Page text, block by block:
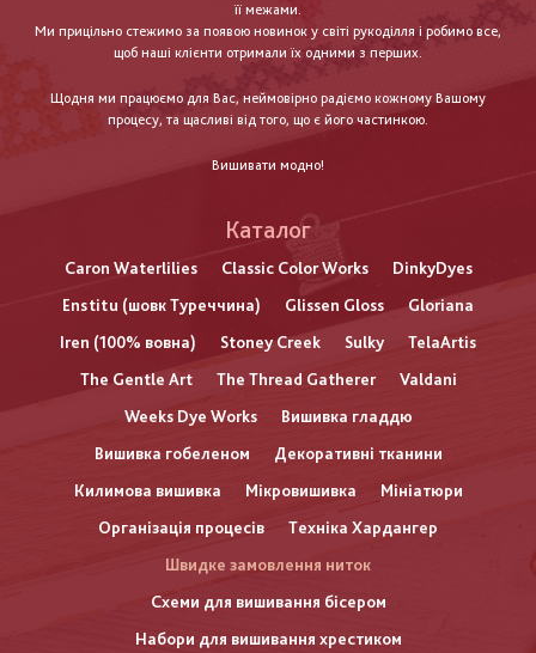
її межами.
Ми прицільно стежимо за появою новинок у світі рукоділля і робимо все,
щоб наші клієнти отримали їх одними з перших.
Щодня ми працюємо для Вас, неймовірно радіємо кожному Вашому
процесу, та щасливі від того, що є його частинкою.
Вишивати модно!
Каталог
Caron Waterlilies Classic Color Works
DinkyDyes
Enstitu (шовк Туреччина)
Glissen Gloss
Gloriana
Iren (100% вовна)
Stoney Creek Sulky
TelaArtis
The Gentle Art
The Thread Gatherer
Valdani
Weeks Dye Works
Вишивка гладдю
Вишивка гобеленом
Декоративні тканини
Килимова вишивка
Мікровишивка
Мініатюри
Організація процесів
Техніка Хардангер
Швидке замовлення ниток
Схеми для вишивання бісером
Набори для вишивання хрестиком